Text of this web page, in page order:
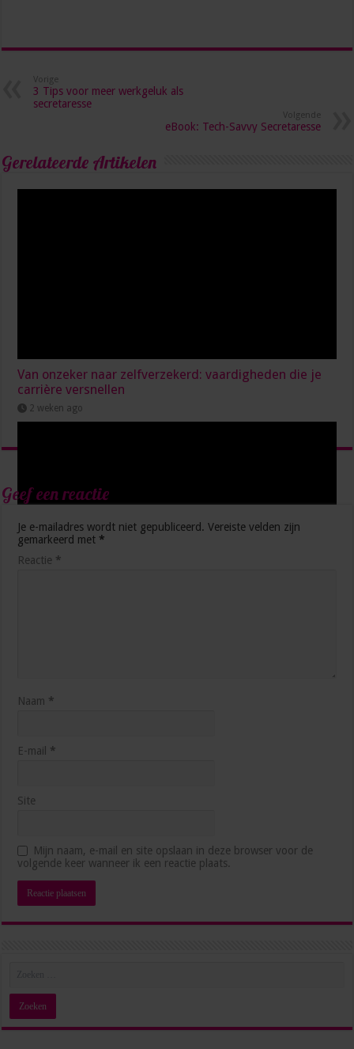
Vorige
3 Tips voor meer werkgeluk als
secretaresse
Volgende
eBook: Tech-Savvy Secretaresse
Gerelateerde Artikelen
Van onzeker naar zelfverzekerd: vaardigheden die je
carrière versnellen
2 weken ago
zonder jezelf voorbij te lopen?
juli 1, 2026
Geef een reactie
Je e-mailadres wordt niet gepubliceerd. Vereiste velden zijn
gemarkeerd met *
Reactie *
Naam *
E-mail *
Site
Mijn naam, e-mail en site opslaan in deze browser voor de
volgende keer wanneer ik een reactie plaats.